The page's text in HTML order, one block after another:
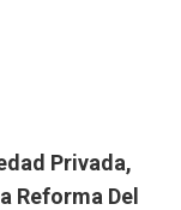
Privada,
Reforma Del